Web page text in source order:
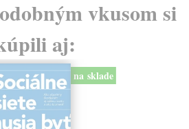
vkusom si
aj:
na sklade